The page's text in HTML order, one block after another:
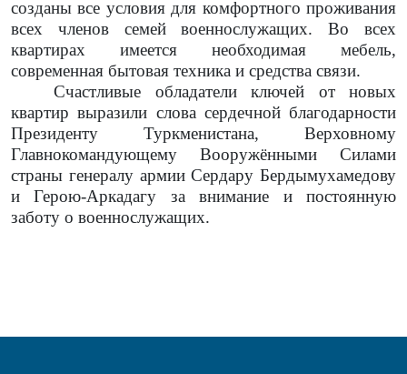
созданы все условия для комфортного проживания
всех членов семей военнослужащих. Во всех
квартирах имеется необходимая мебель,
современная бытовая техника и средства связи.
Счастливые обладатели ключей от новых
квартир выразили слова сердечной благодарности
Президенту Туркменистана, Верховному
Главнокомандующему Вооружёнными Силами
страны генералу армии Сердару Бердымухамедову
и Герою-Аркадагу за внимание и постоянную
заботу о военнослужащих.